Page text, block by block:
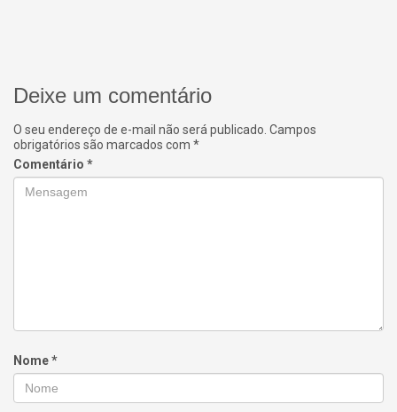
Deixe um comentário
O seu endereço de e-mail não será publicado. Campos
obrigatórios são marcados com *
Comentário *
Nome*